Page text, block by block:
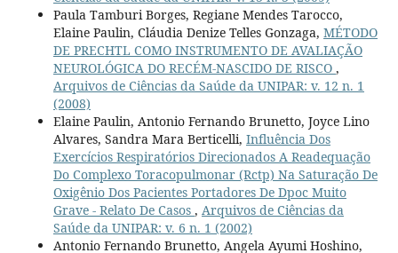
Paula Tamburi Borges, Regiane Mendes Tarocco,
Elaine Paulin, Cláudia Denize Telles Gonzaga, MÉTODO
DE PRECHTL COMO INSTRUMENTO DE AVALIAÇÃO
NEUROLÓGICA DO RECÉM-NASCIDO DE RISCO ,
Arquivos de Ciências da Saúde da UNIPAR: v. 12 n. 1
(2008)
Elaine Paulin, Antonio Fernando Brunetto, Joyce Lino
Alvares, Sandra Mara Berticelli, Influência Dos
Exercícios Respiratórios Direcionados A Readequação
Do Complexo Toracopulmonar (Rctp) Na Saturação De
Oxigênio Dos Pacientes Portadores De Dpoc Muito
Grave - Relato De Casos , Arquivos de Ciências da
Saúde da UNIPAR: v. 6 n. 1 (2002)
Antonio Fernando Brunetto, Angela Ayumi Hoshino,